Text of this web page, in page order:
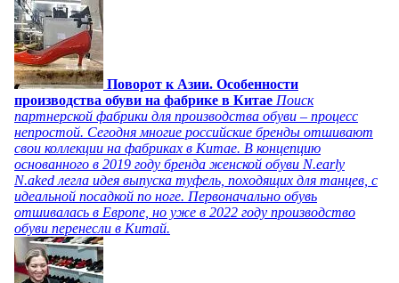
Поворот к Азии. Особенности
производства обуви на фабрике в Китае Поиск
партнерской фабрики для производства обуви – процесс
непростой. Сегодня многие российские бренды отшивают
свои коллекции на фабриках в Китае. В концепцию
основанного в 2019 году бренда женской обуви N.early
N.aked легла идея выпуска туфель, походящих для танцев, с
идеальной посадкой по ноге. Первоначально обувь
отшивалась в Европе, но уже в 2022 году производство
обуви перенесли в Китай.